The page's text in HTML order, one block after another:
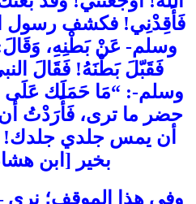
فَأَقِدْنِي! فكشف رسول
وسلم- عَنْ بَطْنِهِ،
فَقَبّلَ بَطْنَهُ! فَقَالَ
وسلم-: “مَا حَمَلَك عَلَى
حضر ما ترى، فَأَرَدْتُ
أن يمس جلدي جلدك!
بخير [ابن هشام 1 /
وفي هذا الموقف؛ نرى